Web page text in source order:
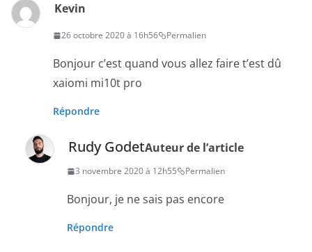
Kevin
26 octobre 2020 à 16h56 Permalien
Bonjour c’est quand vous allez faire t’est dû
xaiomi mi10t pro
Répondre
Rudy GodetAuteur de l’article
3 novembre 2020 à 12h55 Permalien
Bonjour, je ne sais pas encore
Répondre